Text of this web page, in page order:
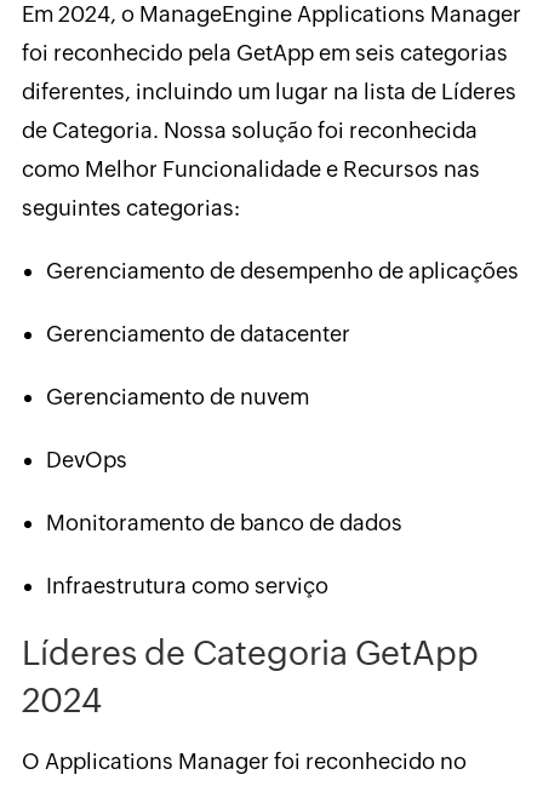
Em 2024, o ManageEngine Applications Manager
foi reconhecido pela GetApp em seis categorias
diferentes, incluindo um lugar na lista de Líderes
de Categoria. Nossa solução foi reconhecida
como Melhor Funcionalidade e Recursos nas
seguintes categorias:
Gerenciamento de desempenho de aplicações
Gerenciamento de datacenter
Gerenciamento de nuvem
DevOps
Monitoramento de banco de dados
Infraestrutura como serviço
Líderes de Categoria GetApp
2024
O Applications Manager foi reconhecido no